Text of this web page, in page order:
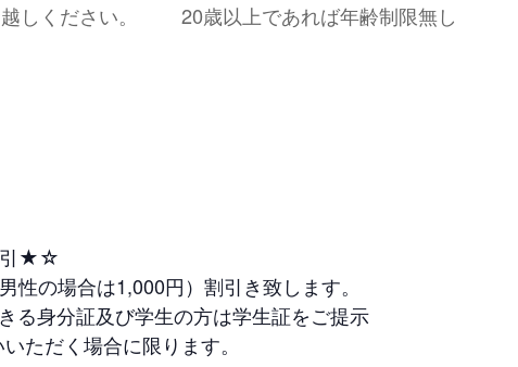
しください。
20歳以上であれば年齢制限無し
引★☆
性の場合は1,000円）割引き致します。
る身分証及び学生の方は学生証をご提示
ただく場合に限ります。